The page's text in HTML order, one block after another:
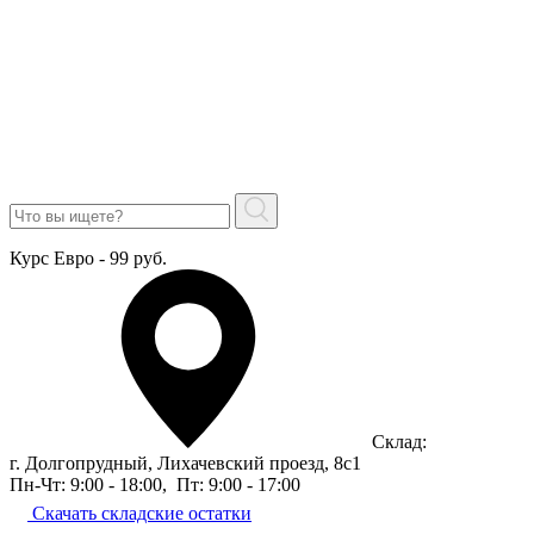
Курс Евро - 99 руб.
Склад:
г. Долгопрудный, Лихачевский проезд, 8c1
Пн-Чт: 9:00 - 18:00, Пт: 9:00 - 17:00
Скачать складские остатки